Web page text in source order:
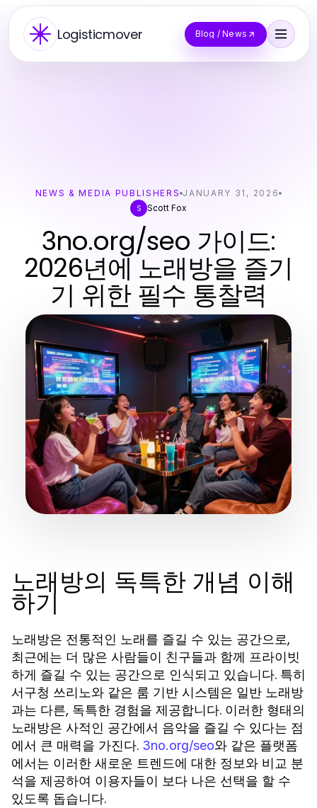
Logisticmover Blog / News
NEWS & MEDIA PUBLISHERS JANUARY 31, 2026
S Scott Fox
3no.org/seo 가이드:
2026년에 노래방을 즐기
기 위한 필수 통찰력
노래방의 독특한 개념 이해
하기
노래방은 전통적인 노래를 즐길 수 있는 공간으로,
최근에는 더 많은 사람들이 친구들과 함께 프라이빗
하게 즐길 수 있는 공간으로 인식되고 있습니다. 특히
서구청 쓰리노와 같은 룸 기반 시스템은 일반 노래방
과는 다른, 독특한 경험을 제공합니다. 이러한 형태의
노래방은 사적인 공간에서 음악을 즐길 수 있다는 점
에서 큰 매력을 가진다. 3no.org/seo와 같은 플랫폼
에서는 이러한 새로운 트렌드에 대한 정보와 비교 분
석을 제공하여 이용자들이 보다 나은 선택을 할 수
있도록 돕습니다.